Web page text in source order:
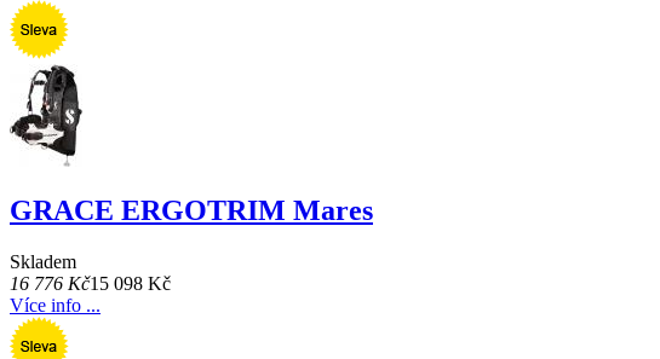
GRACE ERGOTRIM Mares
Skladem
16 776 Kč15 098 Kč
Více info ...